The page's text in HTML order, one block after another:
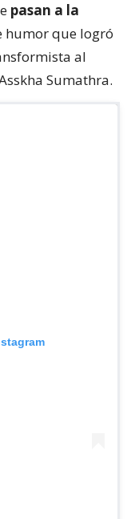
pasan a la
humor que logró
al
Sumathra.